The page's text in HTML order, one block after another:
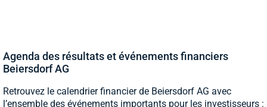
Agenda des résultats et événements financiers
Beiersdorf AG
Retrouvez le calendrier financier de Beiersdorf AG avec
l’ensemble des événements importants pour les investisseurs :